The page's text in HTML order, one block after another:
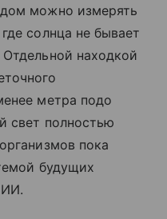
можно измерять
солнца не бывает
находкой
метра подо
свет полностью
пока
будущих